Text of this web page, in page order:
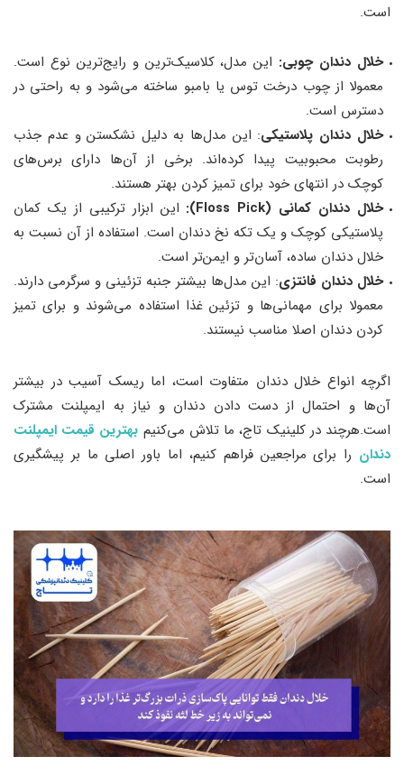
است.
خلال دندان چوبی: این مدل، کلاسیک‌ترین و رایج‌ترین نوع است.
معمولا از چوب درخت توس یا بامبو ساخته می‌شود و به راحتی در
دسترس است.
خلال دندان پلاستیکی: این مدل‌ها به دلیل نشکستن و عدم جذب
رطوبت محبوبیت پیدا کرده‌اند. برخی از آن‌ها دارای برس‌های
کوچک در انتهای خود برای تمیز کردن بهتر هستند.
خلال دندان کمانی (Floss Pick):
این ابزار ترکیبی از یک کمان
پلاستیکی کوچک و یک تکه نخ دندان است. استفاده از آن نسبت به
خلال دندان ساده، آسان‌تر و ایمن‌تر است.
خلال دندان فانتزی: این مدل‌ها بیشتر جنبه تزئینی و سرگرمی دارند.
معمولا برای مهمانی‌ها و تزئین غذا استفاده می‌شوند و برای تمیز
کردن دندان اصلا مناسب نیستند.
اگرچه انواع خلال دندان متفاوت است، اما ریسک آسیب در بیشتر
آن‌ها و احتمال از دست دادن دندان و نیاز به ایمپلنت مشترک
است.هرچند در کلینیک تاج، ما تلاش می‌کنیم بهترین قیمت ایمپلنت
دندان را برای مراجعین فراهم کنیم، اما باور اصلی ما بر پیشگیری
است.